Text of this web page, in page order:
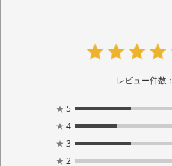
レビュー件数：
★ 5
★ 4
★ 3
★ 2